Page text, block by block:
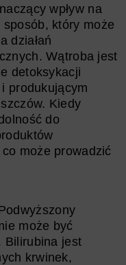
wpływ na
który może
działań
Wątroba jest
detoksykacji
produkującym
Kiedy
do
może prowadzić
może być
Bilirubina jest
krwinek,